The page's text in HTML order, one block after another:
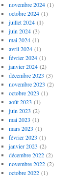
novembre 2024(1)
octobre 2024(1)
juillet 2024(1)
juin 2024(3)
mai 2024(1)
avril 2024(1)
février 2024(1)
janvier 2024(2)
décembre 2023 (3)
novembre 2023 (2)
octobre 2023 (1)
août 2023 (1)
juin 2023 (2)
mai 2023 (1)
mars 2023 (1)
février 2023 (1)
janvier 2023 (2)
décembre 2022(2)
novembre 2022(2)
octobre 2022(1)